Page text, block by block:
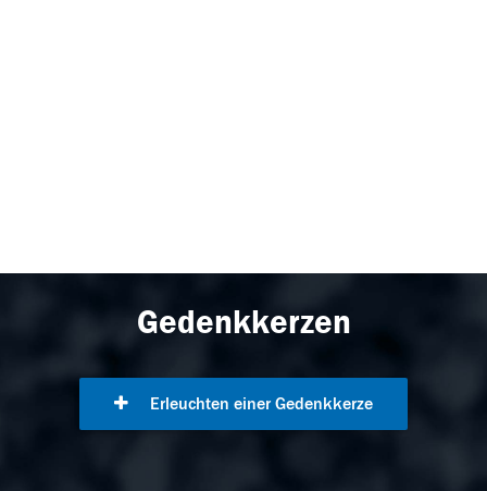
Gedenkkerzen
Erleuchten einer Gedenkkerze